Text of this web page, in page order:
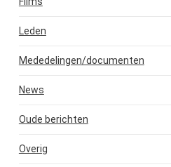
Leden
Mededelingen/documenten
News
Oude berichten
Overig